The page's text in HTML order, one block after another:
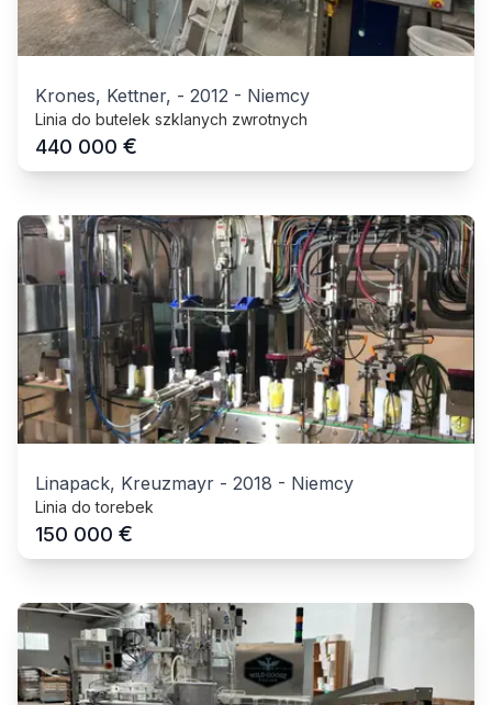
Krones, Kettner, - 2012 - Niemcy
Linia do butelek szklanych zwrotnych
440 000 €
Linapack, Kreuzmayr - 2018 - Niemcy
Linia do torebek
150 000 €